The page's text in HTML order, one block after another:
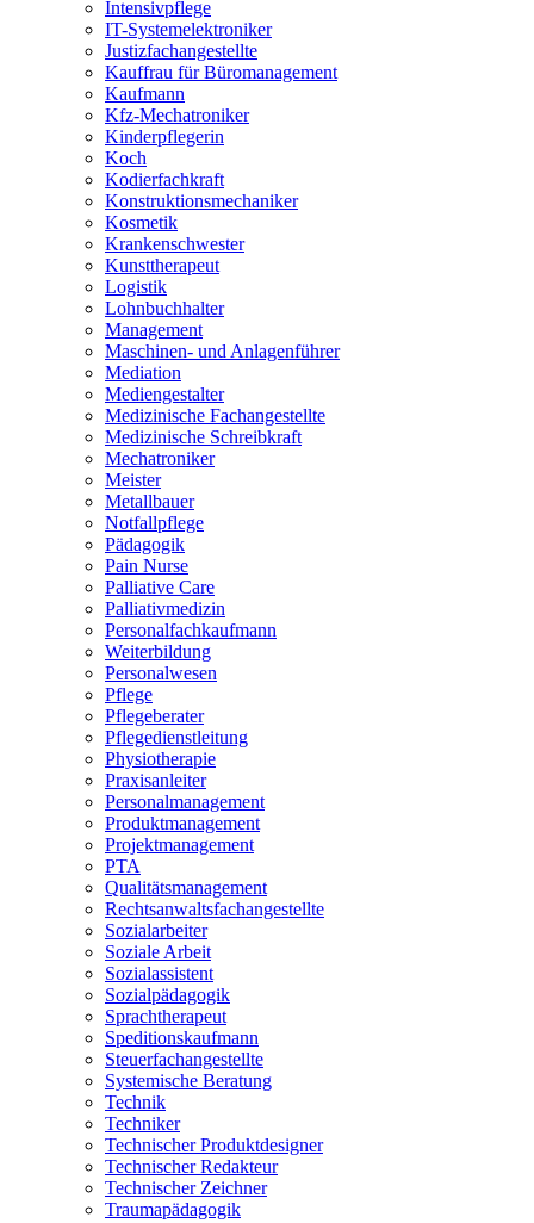
Intensivpflege
IT-Systemelektroniker
Justizfachangestellte
Kauffrau für Büromanagement
Kaufmann
Kfz-Mechatroniker
Kinderpflegerin
Koch
Kodierfachkraft
Konstruktionsmechaniker
Kosmetik
Krankenschwester
Kunsttherapeut
Logistik
Lohnbuchhalter
Management
Maschinen- und Anlagenführer
Mediation
Mediengestalter
Medizinische Fachangestellte
Medizinische Schreibkraft
Mechatroniker
Meister
Metallbauer
Notfallpflege
Pädagogik
Pain Nurse
Palliative Care
Palliativmedizin
Personalfachkaufmann
Weiterbildung
Personalwesen
Pflege
Pflegeberater
Pflegedienstleitung
Physiotherapie
Praxisanleiter
Personalmanagement
Produktmanagement
Projektmanagement
PTA
Qualitätsmanagement
Rechtsanwaltsfachangestellte
Sozialarbeiter
Soziale Arbeit
Sozialassistent
Sozialpädagogik
Sprachtherapeut
Speditionskaufmann
Steuerfachangestellte
Systemische Beratung
Technik
Techniker
Technischer Produktdesigner
Technischer Redakteur
Technischer Zeichner
Traumapädagogik